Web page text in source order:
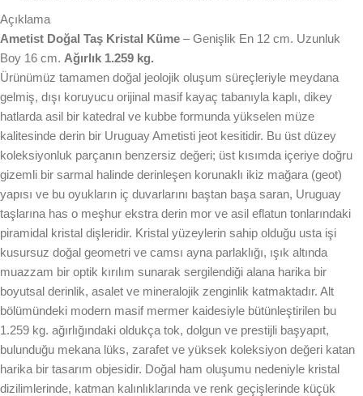
Açıklama
Ametist Doğal Taş Kristal Küme – Genişlik En 12 cm. Uzunluk
Boy 16 cm. Ağırlık 1.259 kg.
Ürünümüz tamamen doğal jeolojik oluşum süreçleriyle meydana
gelmiş, dışı koruyucu orijinal masif kayaç tabanıyla kaplı, dikey
hatlarda asil bir katedral ve kubbe formunda yükselen müze
kalitesinde derin bir Uruguay Ametisti jeot kesitidir. Bu üst düzey
koleksiyonluk parçanın benzersiz değeri; üst kısımda içeriye doğru
gizemli bir sarmal halinde derinleşen korunaklı ikiz mağara (geot)
yapısı ve bu oyukların iç duvarlarını baştan başa saran, Uruguay
taşlarına has o meşhur ekstra derin mor ve asil eflatun tonlarındaki
piramidal kristal dişleridir. Kristal yüzeylerin sahip olduğu usta işi
kusursuz doğal geometri ve camsı ayna parlaklığı, ışık altında
muazzam bir optik kırılım sunarak sergilendiği alana harika bir
boyutsal derinlik, asalet ve mineralojik zenginlik katmaktadır. Alt
bölümündeki modern masif mermer kaidesiyle bütünleştirilen bu
1.259 kg. ağırlığındaki oldukça tok, dolgun ve prestijli başyapıt,
bulunduğu mekana lüks, zarafet ve yüksek koleksiyon değeri katan
harika bir tasarım objesidir. Doğal ham oluşumu nedeniyle kristal
dizilimlerinde, katman kalınlıklarında ve renk geçişlerinde küçük